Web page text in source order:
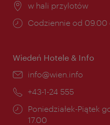
Miejsce:
w hali przylotów
Godziny
Codziennie od 09.00
Wiedeń Hotele & Info
E-
info@wien.info
Telefon:
+43-1-24 555
Godziny
otwarcia:
Poniedziałek-Piątek
17.00